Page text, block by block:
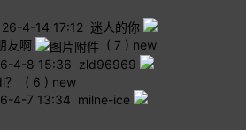
26-4-14 17:12 迷人的你
友啊 ( 7 ) new
4-8 15:36 zld96969
( 6 ) new
4-7 13:34 milne-ice